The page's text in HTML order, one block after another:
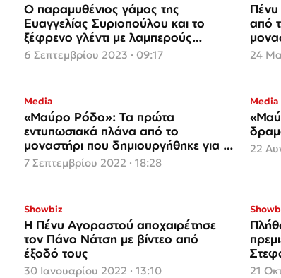
Ο παραμυθένιος γάμος της
Ευαγγελίας Συριοπούλου και το
ξέφρενο γλέντι με λαμπερούς
καλεσμένους
6 Σεπτεμβρίου 2023 · 09:17
Πένυ
από
24
Media
«Μαύρο Ρόδο»: Τα πρώτα
εντυπωσιακά πλάνα από το
μοναστήρι που δημιουργήθηκε για τη
σειρα
7 Σεπτεμβρίου 2022 · 18:28
Media
22
Showbiz
Η Πένυ Αγοραστού αποχαιρέτησε
τον Πάνο Νάτση με βίντεο από
έξοδό τους
30 Ιανουαρίου 2022 · 13:10 21